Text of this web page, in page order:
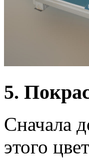
5.
Сначала
этого